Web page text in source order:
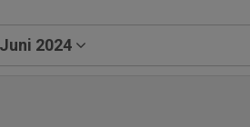
Juni 2024